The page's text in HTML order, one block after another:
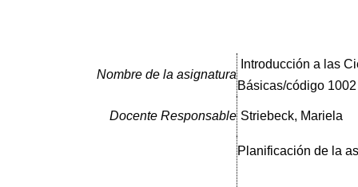
Nombre de la asignatura
Introducción a las
Básicas/código 1002
Docente Responsable Striebeck, Mariela
Planificación de la